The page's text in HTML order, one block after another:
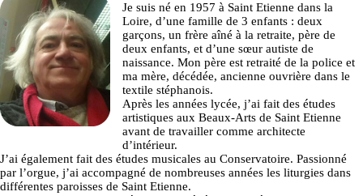
Je suis né en 1957 à Saint Etienne dans la
Loire, d’une famille de 3 enfants : deux
garçons, un frère aîné à la retraite, père de
deux enfants, et d’une sœur autiste de
naissance. Mon père est retraité de la police et
ma mère, décédée, ancienne ouvrière dans le
textile stéphanois.
Après les années lycée, j’ai fait des études
artistiques aux Beaux-Arts de Saint Etienne
avant de travailler comme architecte
d’intérieur.
J’ai également fait des études musicales au Conservatoire. Passionné
par l’orgue, j’ai accompagné de nombreuses années les liturgies dans
différentes paroisses de Saint Etienne.